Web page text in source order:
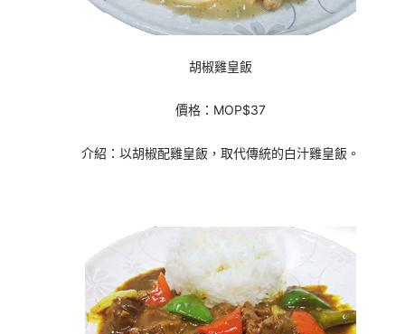
胡椒雞皇飯
價格：MOP$37
介紹：以胡椒配雞皇飯，取代傳統的白汁雞皇飯。